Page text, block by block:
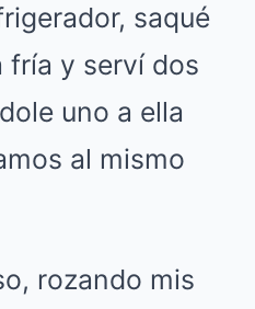
saqué
fría y serví dos
uno a ella
al mismo
rozando mis